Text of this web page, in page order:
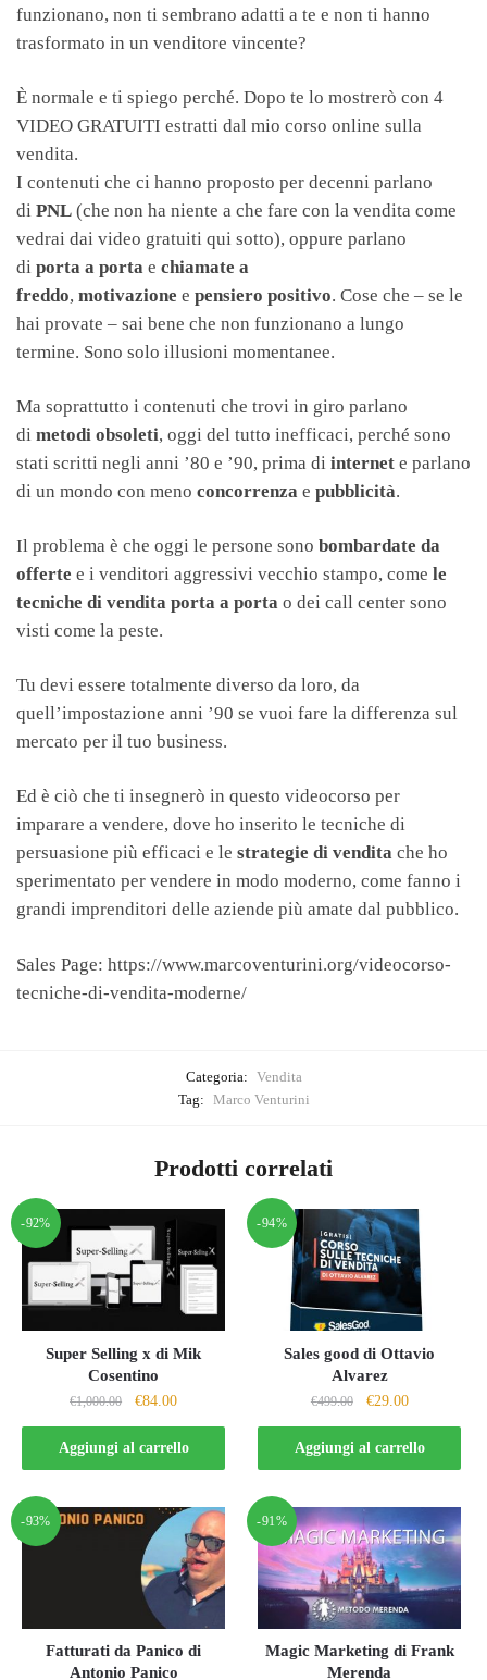
funzionano, non ti sembrano adatti a te e non ti hanno
trasformato in un venditore vincente?
È normale e ti spiego perché. Dopo te lo mostrerò con 4
VIDEO GRATUITI estratti dal mio corso online sulla
vendita.
I contenuti che ci hanno proposto per decenni parlano
di PNL (che non ha niente a che fare con la vendita come
vedrai dai video gratuiti qui sotto), oppure parlano
di porta a porta e chiamate a
freddo, motivazione e pensiero positivo. Cose che – se le
hai provate – sai bene che non funzionano a lungo
termine. Sono solo illusioni momentanee.
Ma soprattutto i contenuti che trovi in giro parlano
di metodi obsoleti, oggi del tutto inefficaci, perché sono
stati scritti negli anni ’80 e ’90, prima di internet e parlano
di un mondo con meno concorrenza e pubblicità.
Il problema è che oggi le persone sono bombardate da
offerte e i venditori aggressivi vecchio stampo, come le
tecniche di vendita porta a porta o dei call center sono
visti come la peste.
Tu devi essere totalmente diverso da loro, da
quell’impostazione anni ’90 se vuoi fare la differenza sul
mercato per il tuo business.
Ed è ciò che ti insegnerò in questo videocorso per
imparare a vendere, dove ho inserito le tecniche di
persuasione più efficaci e le strategie di vendita che ho
sperimentato per vendere in modo moderno, come fanno i
grandi imprenditori delle aziende più amate dal pubblico.
Sales Page: https://www.marcoventurini.org/videocorso-
tecniche-di-vendita-moderne/
Categoria: Vendita
Tag: Marco Venturini
Prodotti correlati
-92%
Super Selling x di Mik
Cosentino
€1,000.00
Il
prezzo
originale
era:
€84.00Il
prezzo
attuale
è:
Aggiungi al carrello
-94%
Sales good di Ottavio
Alvarez
€499.00
Il
prezzo
originale
era:
€29.00Il
prezzo
attuale
è:
Aggiungi al carrello
-93%
Fatturati da Panico di
Antonio Panico
-91%
Magic Marketing di Frank
Merenda